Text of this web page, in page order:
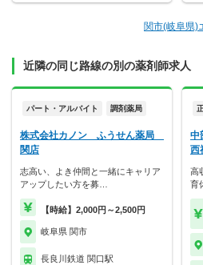
関市(岐阜県)
近隣の同じ路線の別の薬剤師求人
パート・アルバイト 調剤薬局
株式会社カノン ふうせん薬局
関店
志高い、よき仲間と一緒にキャリア
アップしたい方を募…
【時給】2,000円～2,500円
岐阜県 関市
長良川鉄道 関口駅
中
西
高
育